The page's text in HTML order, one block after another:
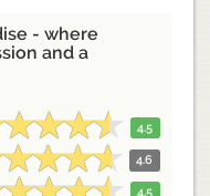
- where
and a
4.5
4.6
4.5